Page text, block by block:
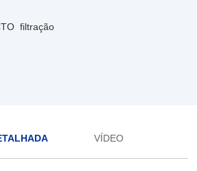
filtração
VÍDEO